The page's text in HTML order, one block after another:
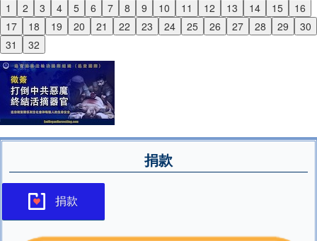
1 2 3 4 5 6 7 8 9 10 11 12 13 14 15
16
17
18 19 20 21 22 23 24 25 26 27 28 29
30
31
32
Previous
Next
捐款
捐款